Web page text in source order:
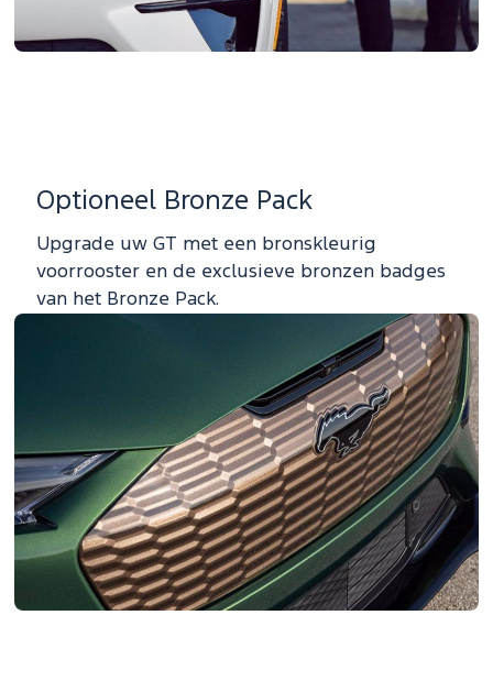
Optioneel Bronze Pack
Upgrade uw GT met een bronskleurig
voorrooster en de exclusieve bronzen badges
van het Bronze Pack.